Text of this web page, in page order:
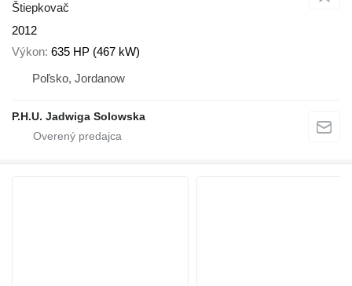
Štiepkovač
2012
Výkon 635 HP (467 kW)
Poľsko, Jordanow
P.H.U. Jadwiga Solowska